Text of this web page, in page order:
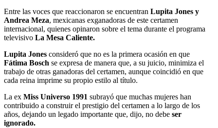
Entre las voces que reaccionaron se encuentran Lupita Jones y
Andrea Meza, mexicanas exganadoras de este certamen
internacional, quienes opinaron sobre el tema durante el programa
televisivo La Mesa Caliente.
Lupita Jones consideró que no es la primera ocasión en que
Fátima Bosch se expresa de manera que, a su juicio, minimiza el
trabajo de otras ganadoras del certamen, aunque coincidió en que
cada reina imprime su propio estilo al título.
La ex Miss Universo 1991 subrayó que muchas mujeres han
contribuido a construir el prestigio del certamen a lo largo de los
años, dejando un legado importante que, dijo, no debe ser
ignorado.